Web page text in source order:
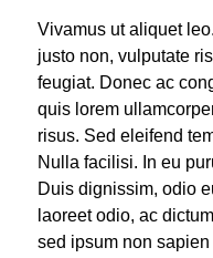
Vivamus ut aliquet
justo non, vulputate
feugiat. Donec ac
quis lorem
risus. Sed eleifend
Nulla facilisi. In eu
Duis dignissim, odio
laoreet odio, ac
sed ipsum non